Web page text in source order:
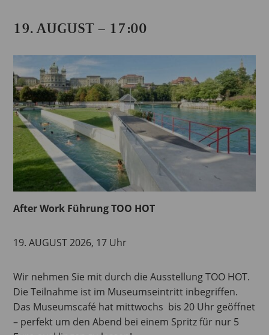
19. AUGUST – 17:00
After Work Führung TOO HOT
19. AUGUST 2026, 17 Uhr
Wir nehmen Sie mit durch die Ausstellung TOO HOT.
Die Teilnahme ist im Museumseintritt inbegriffen.
Das Museumscafé hat mittwochs bis 20 Uhr geöffnet
– perfekt um den Abend bei einem Spritz für nur 5